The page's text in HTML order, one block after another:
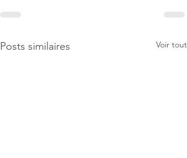
Posts similaires Voir tout